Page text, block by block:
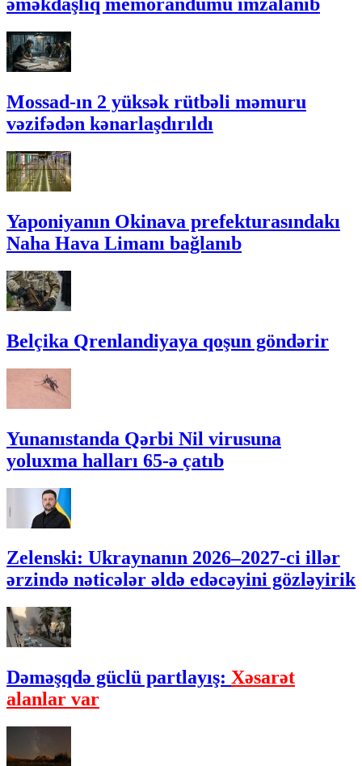
əməkdaşlıq memorandumu imzalanıb
Mossad-ın 2 yüksək rütbəli məmuru
vəzifədən kənarlaşdırıldı
Yaponiyanın Okinava prefekturasındakı
Naha Hava Limanı bağlanıb
Belçika Qrenlandiyaya qoşun göndərir
Yunanıstanda Qərbi Nil virusuna
yoluxma halları 65-ə çatıb
Zelenski: Ukraynanın 2026–2027-ci illər
ərzində nəticələr əldə edəcəyini gözləyirik
Dəməşqdə güclü partlayış: Xəsarət
alanlar var